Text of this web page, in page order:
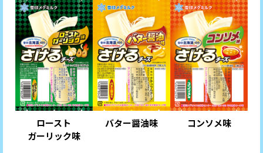
ロースト
ガーリック味
バター醤油味 コンソメ味